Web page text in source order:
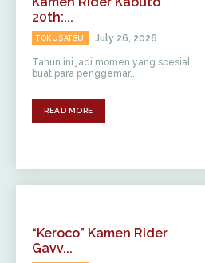
20th:...
TOKUSATSU July 26, 2026
Tahun ini jadi momen yang spesial
buat para penggemar...
READ MORE
“Keroco” Kamen Rider
Gavv...